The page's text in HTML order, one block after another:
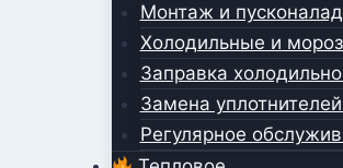
Монтаж и
Холодильные и
Заправка
Замена
Регулярное